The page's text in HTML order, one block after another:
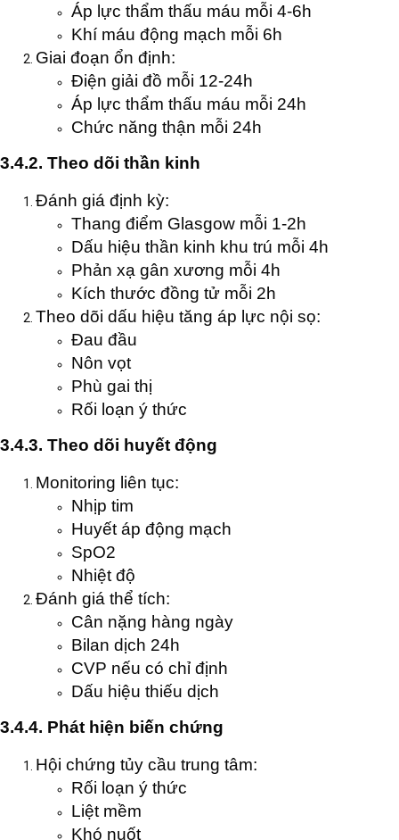
Áp lực thẩm thấu máu mỗi 4-6h
Khí máu động mạch mỗi 6h
Giai đoạn ổn định:
Điện giải đồ mỗi 12-24h
Áp lực thẩm thấu máu mỗi 24h
Chức năng thận mỗi 24h
3.4.2. Theo dõi thần kinh
Đánh giá định kỳ:
Thang điểm Glasgow mỗi 1-2h
Dấu hiệu thần kinh khu trú mỗi 4h
Phản xạ gân xương mỗi 4h
Kích thước đồng tử mỗi 2h
Theo dõi dấu hiệu tăng áp lực nội sọ:
Đau đầu
Nôn vọt
Phù gai thị
Rối loạn ý thức
3.4.3. Theo dõi huyết động
Monitoring liên tục:
Nhịp tim
Huyết áp động mạch
SpO2
Nhiệt độ
Đánh giá thể tích:
Cân nặng hàng ngày
Bilan dịch 24h
CVP nếu có chỉ định
Dấu hiệu thiếu dịch
3.4.4. Phát hiện biến chứng
Hội chứng tủy cầu trung tâm:
Rối loạn ý thức
Liệt mềm
Khó nuốt